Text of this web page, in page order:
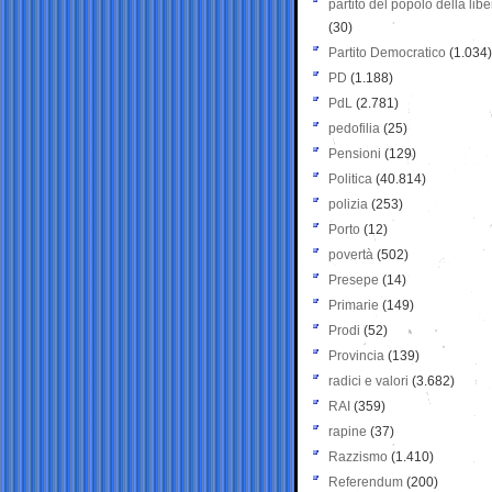
partito del popolo della
(30)
Partito Democratico (1.034)
PD (1.188)
PdL (2.781)
pedofilia (25)
Pensioni (129)
Politica (40.814)
polizia (253)
Porto (12)
povertà (502)
Presepe (14)
Primarie (149)
Prodi (52)
Provincia (139)
radici e valori (3.682)
RAI (359)
rapine (37)
Razzismo (1.410)
Referendum (200)